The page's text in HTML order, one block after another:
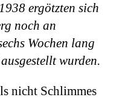
ergötzten sich
noch an
Wochen lang
wurden.
nicht Schlimmes